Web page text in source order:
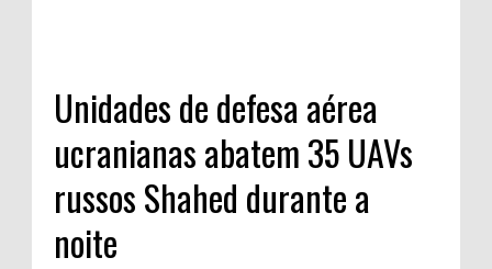
Unidades de defesa aérea
ucranianas abatem 35 UAVs
russos Shahed durante a
noite